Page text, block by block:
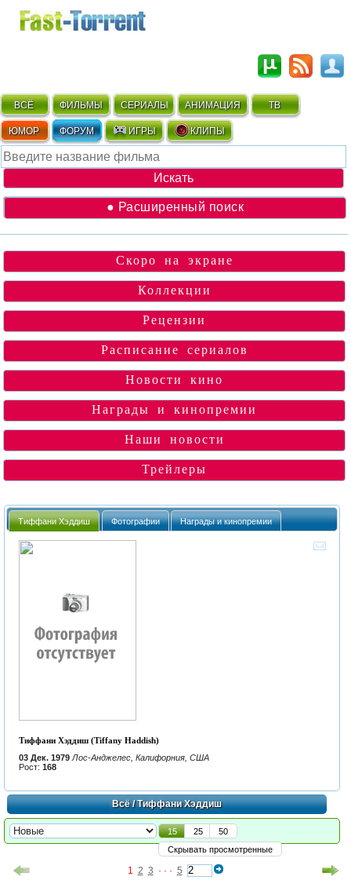
ВСЁ ФИЛЬМЫ СЕРИАЛЫ АНИМАЦИЯ ТВ
ЮМОР ФОРУМ ИГРЫ КЛИПЫ
● Расширенный поиск
Скоро на экране
Коллекции
Рецензии
Расписание сериалов
Новости кино
Награды и кинопремии
Наши новости
Трейлеры
Тиффани Хэддиш Фотографии Награды и кинопремии
Тиффани Хэддиш (Tiffany Haddish)
03 Дек. 1979 Лос-Анджелес, Калифорния, США
Рост: 168
Всё/ Тиффани Хэддиш
15 25
50
Скрывать просмотренные
1 2 3 · · · 5